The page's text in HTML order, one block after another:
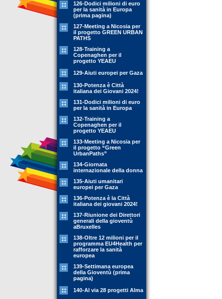
126-Dodici milioni di euro
per la sanità in Europa
(prima pagina)
127-Meeting a Nicosia per
il progetto GREEN URBAN
PATHS
128-Training a
Copenaghen per il
progetto YEAEU
129-Aiuti europei per Gaza
130-Potenza è Città
italiana dei Giovani 2024!
131-Dodici milioni di euro
per la sanità in Europa
132-Training a
Copenaghen per il
progetto YEAEU
133-Meeting a Nicosia per
il progetto “Green
UrbanPaths”
134-Giornata
internazionale della donna
135-Aiuti umanitari
europei per Gaza
136-Potenza è la Città
italiana dei giovani 2024!
137-Riunione dei Direttori
generali della gioventù
aBruxelles
138-Oltre 12 milioni per il
programma EU4Health per
rafforzare la sanità
europea
139-Settimana europea
della Gioventù (prima
pagina)
140-Al via 28 progetti Alma